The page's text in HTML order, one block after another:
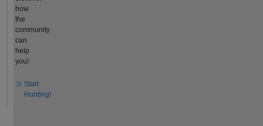
how
the
community
can
help
you!
Start
Hunting!